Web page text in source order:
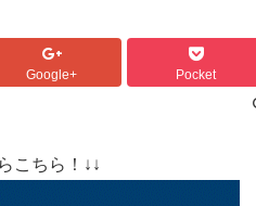
Google+ Pocket
こちら！↓↓